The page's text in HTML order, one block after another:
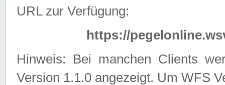
URL zur Verfügung:
https://
Hinweis: Bei manchen Clients
Version 1.1.0 angezeigt. Um WFS